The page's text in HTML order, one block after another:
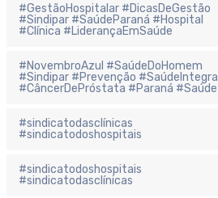
#GestãoHospitalar #DicasDeGestão
#Sindipar #SaúdeParaná #Hospital
#Clínica #LiderançaEmSaúde
#NovembroAzul #SaúdeDoHomem
#Sindipar #Prevenção #SaúdeIntegral
#CâncerDePróstata #Paraná #Saúde
#sindicatodasclínicas
#sindicatodoshospitais
#sindicatodoshospitais
#sindicatodasclínicas